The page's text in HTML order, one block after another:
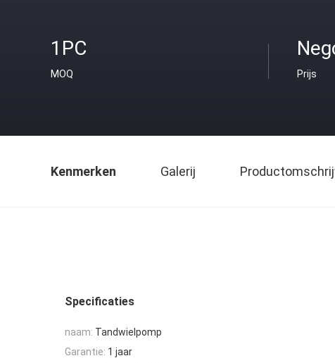
1PC
MOQ Prijs
Kenmerken Galerij
Specificaties
naam: Tandwielpomp
Garantie: 1 jaar